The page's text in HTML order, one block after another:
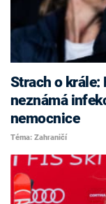
Strach o krále:
neznámá
nemocnice
Téma: Zahraničí